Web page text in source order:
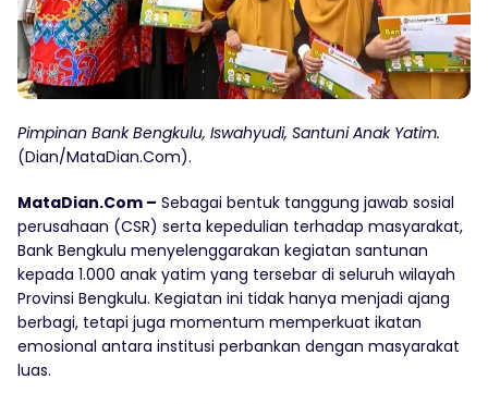
Pimpinan Bank Bengkulu, Iswahyudi, Santuni Anak Yatim.
(Dian/MataDian.Com).
MataDian.Com – Sebagai bentuk tanggung jawab sosial
perusahaan (CSR) serta kepedulian terhadap masyarakat,
Bank Bengkulu menyelenggarakan kegiatan santunan
kepada 1.000 anak yatim yang tersebar di seluruh wilayah
Provinsi Bengkulu. Kegiatan ini tidak hanya menjadi ajang
berbagi, tetapi juga momentum memperkuat ikatan
emosional antara institusi perbankan dengan masyarakat
luas.